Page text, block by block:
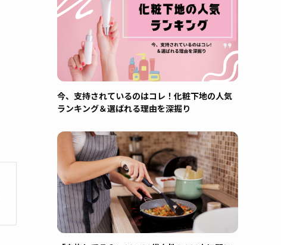
今、支持されているのはコレ！化粧下地の人気
ランキング＆選ばれる理由を深掘り